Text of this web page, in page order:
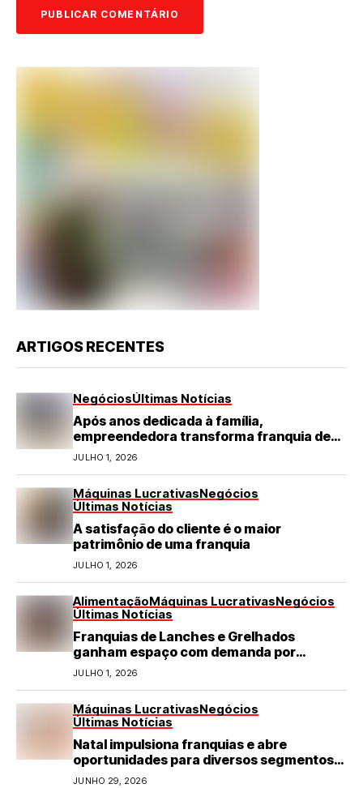
ARTIGOS RECENTES
NegóciosÚltimas Notícias
Após anos dedicada à família,
empreendedora transforma franquia de
turismo em negócio de destaque no RN
JULHO 1, 2026
Máquinas LucrativasNegócios
Últimas Notícias
A satisfação do cliente é o maior
patrimônio de uma franquia
JULHO 1, 2026
AlimentaçãoMáquinas LucrativasNegócios
Últimas Notícias
Franquias de Lanches e Grelhados
ganham espaço com demanda por
refeições rápidas e de qualidade
JULHO 1, 2026
Máquinas LucrativasNegócios
Últimas Notícias
Natal impulsiona franquias e abre
oportunidades para diversos segmentos
do varejo
JUNHO 29, 2026